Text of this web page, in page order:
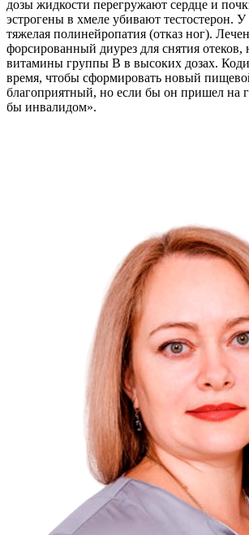
дозы жидкости перегружают сердце и
эстрогены в хмеле убивают тестостерон.
тяжелая полинейропатия (отказ ног).
форсированный диурез для снятия
витамины группы B в высоких дозах.
время, чтобы сформировать новый
благоприятный, но если бы он пришел на
бы инвалидом».